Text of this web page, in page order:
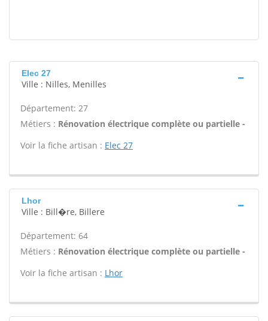
Elec 27
Ville : Nilles, Menilles
Département: 27
Métiers : Rénovation électrique complète ou partielle -
Voir la fiche artisan : Elec 27
Lhor
Ville : Bill�re, Billere
Département: 64
Métiers : Rénovation électrique complète ou partielle -
Voir la fiche artisan : Lhor